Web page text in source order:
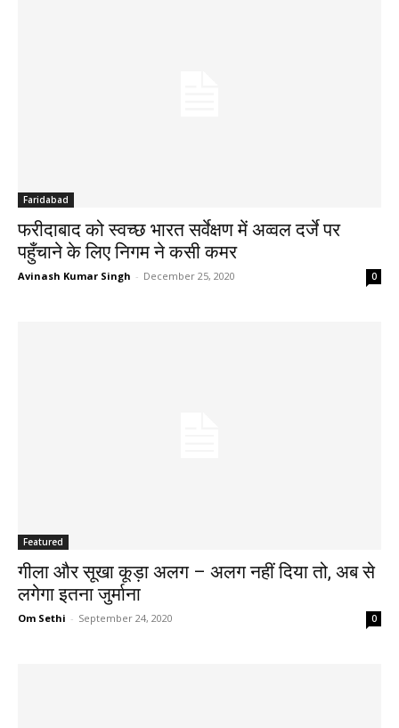
Faridabad
फरीदाबाद को स्वच्छ भारत सर्वेक्षण में अव्वल दर्जे पर
पहुँचाने के लिए निगम ने कसी कमर
Avinash Kumar Singh - December 25, 2020 0
Featured
गीला और सूखा कूड़ा अलग – अलग नहीं दिया तो, अब से
लगेगा इतना जुर्माना
Om Sethi - September 24, 2020 0